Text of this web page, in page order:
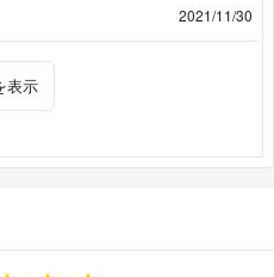
2021/11/30
表示